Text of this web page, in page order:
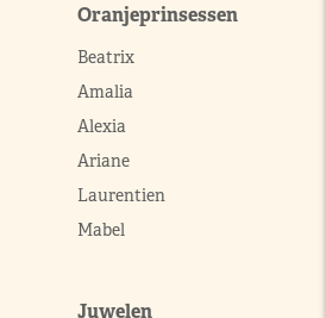
Oranjeprinsessen
Beatrix
Amalia
Alexia
Ariane
Laurentien
Mabel
Juwelen